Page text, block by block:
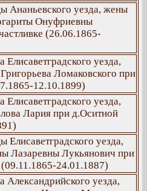
Ананьевского уезда, жены
Онуфриевны
(26.06.1865-
Елисаветградского уезда,
Ломаковского при
12.10.1899)
Елисаветградского уезда,
Лария при д.Оситной
Елисаветградского уезда,
Лазаревны Лукьянович при
24.01.1887)
Александрийского уезда,